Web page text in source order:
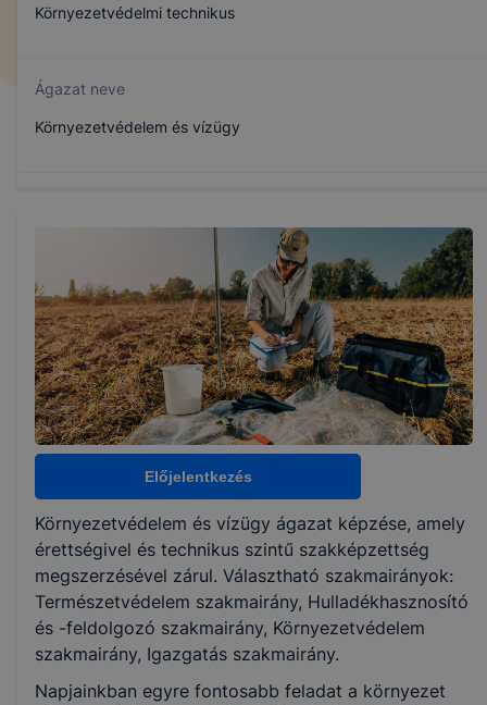
Környezetvédelmi technikus
Ágazat neve
Környezetvédelem és vízügy
Képzés időtartama
5 év
Választható szakmairányok:
Természetvédelem
Környezetvédelem
Igazgatás
KKK/PTT
KKK letöltése (pdf)
PTT letöltése (pdf)
Előjelentkezés
Környezetvédelem és vízügy ágazat képzése, amely
érettségivel és technikus szintű szakképzettség
megszerzésével zárul. Választható szakmairányok:
Természetvédelem szakmairány, Hulladékhasznosító
és -feldolgozó szakmairány, Környezetvédelem
szakmairány, Igazgatás szakmairány.
Napjainkban egyre fontosabb feladat a környezet